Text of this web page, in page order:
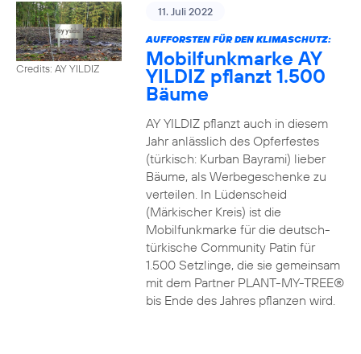
Credits: AY YILDIZ
11. Juli 2022
AUFFORSTEN FÜR DEN KLIMASCHUTZ:
Mobilfunkmarke AY
YILDIZ pflanzt 1.500
Bäume
AY YILDIZ pflanzt auch in diesem
Jahr anlässlich des Opferfestes
(türkisch: Kurban Bayrami) lieber
Bäume, als Werbegeschenke zu
verteilen. In Lüdenscheid
(Märkischer Kreis) ist die
Mobilfunkmarke für die deutsch-
türkische Community Patin für
1.500 Setzlinge, die sie gemeinsam
mit dem Partner PLANT-MY-TREE®
bis Ende des Jahres pflanzen wird.